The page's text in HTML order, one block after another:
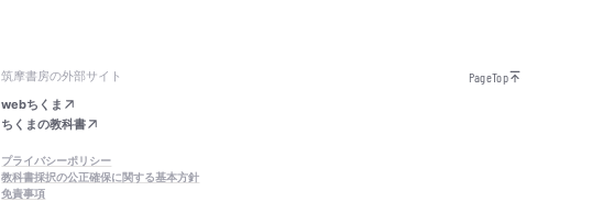
筑摩書房の外部サイト
webちくま
ちくまの教科書
プライバシーポリシー
教科書採択の公正確保に関する基本方針
免責事項
PageTop